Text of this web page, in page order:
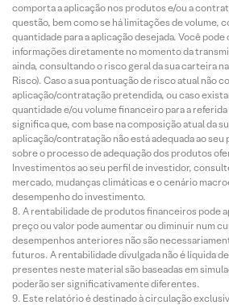
comporta a aplicação nos produtos e/ou a
questão, bem como se há limitações de volume,
quantidade para a aplicação desejada. Você
informações diretamente no momento da
ainda, consultando o risco geral da sua carteira
Risco). Caso a sua pontuação de risco atual não
aplicação/contratação pretendida, ou caso
quantidade e/ou volume financeiro para a
significa que, com base na composição atual da
aplicação/contratação não está adequada ao seu
sobre o processo de adequação dos produtos
Investimentos ao seu perfil de investidor,
mercado, mudanças climáticas e o cenário
desempenho do investimento.
A rentabilidade de produtos financeiros pode
preço ou valor pode aumentar ou diminuir num
desempenhos anteriores não são
futuros. A rentabilidade divulgada não é líquida
presentes neste material são baseadas em
poderão ser significativamente diferentes.
Este relatório é destinado à circulação